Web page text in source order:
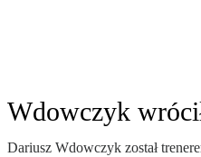
Wdowczyk
Dariusz Wdowczyk został